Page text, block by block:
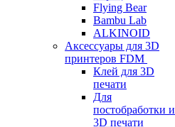
Flying Bear
Bambu Lab
ALKINOID
Аксессуары для 3D
принтеров FDM
Клей для 3D
печати
Для
постобработки и
3D печати